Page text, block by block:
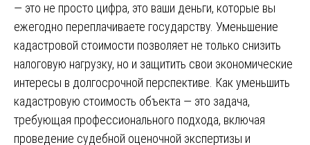
— это не просто цифра, это ваши деньги, которые вы
ежегодно переплачиваете государству. Уменьшение
кадастровой стоимости позволяет не только снизить
налоговую нагрузку, но и защитить свои экономические
интересы в долгосрочной перспективе. Как уменьшить
кадастровую стоимость объекта — это задача,
требующая профессионального подхода, включая
проведение судебной оценочной экспертизы и